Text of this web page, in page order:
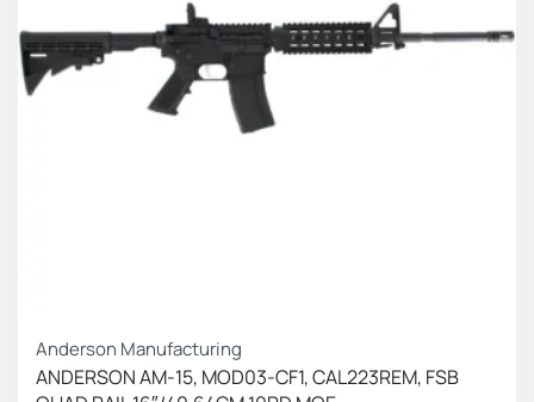
Anderson Manufacturing
ANDERSON AM-15, MOD03-CF1, CAL223REM, FSB